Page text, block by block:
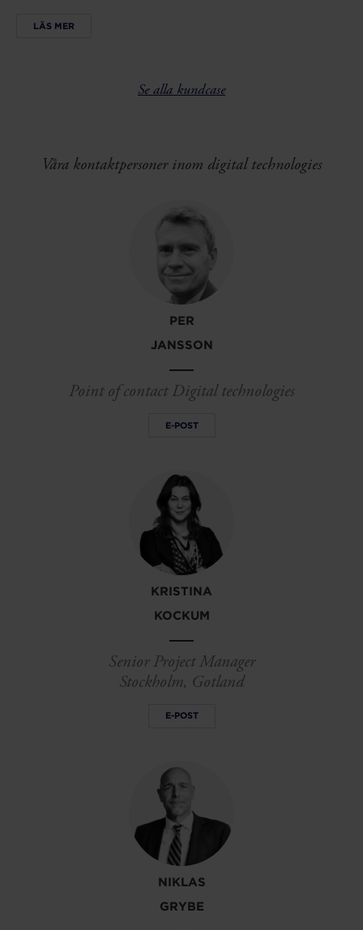
LÄS MER
Se alla kundcase
Våra kontaktpersoner inom digital technologies
PER
JANSSON
Point of contact Digital technologies
E-POST
KRISTINA
KOCKUM
Senior Project Manager
Stockholm, Gotland
E-POST
NIKLAS
GRYBE